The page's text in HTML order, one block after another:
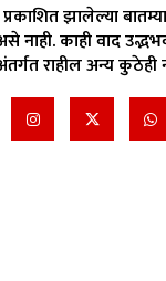
प्रकाशित झालेल्या
काही वाद
राहील अन्य कुठेही